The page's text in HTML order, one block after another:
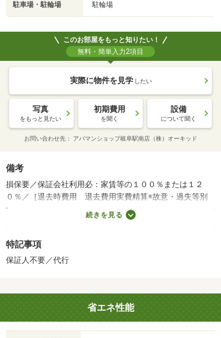
駐車場・駐輪場 駐輪場
このお部屋をもっと知りたい！
無料・簡単入力2項目
実際に物件を見学 したい
写真
をもっと見たい
初期費用
を聞く
設備
について聞く
お問い合わせ先 アパマンショップ岐阜駅南店（株）オーキッド
備考
損保要／保証会社利用必：家賃等の１００％または１２
０％／［退去時費用 退去費用実費精算※故意・過失等別
途実費］環境維持費：１ヶ月５５０円（税込）、鍵交換
費：ご契約時１６５００円（税込）、退去時清掃費：５２
数料：１６５００円（税込）、保証委託料：必要 保証会
社：プラザ賃貸保証／バストイレ別／エアコン／駐輪場／
続きを見る
特記事項
保証人不要／代行
省エネ性能